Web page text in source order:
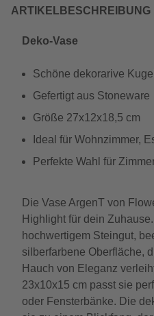
ARTIKELBESCHREIBUNG
Deko-Vase
Schöne dekorarive
Gefertigt aus Stoneware
Größe 27x12x18,5 cm
Ideal für Wohnzimmer,
Perfekte Wahl für
Die Vase ArgenT von
Highlight für dein
hochwertigem Steingut,
silberfarbene Oberfläche,
Hauch von Eleganz
23x10x15 cm passt sie
oder Fensterbänke. Die